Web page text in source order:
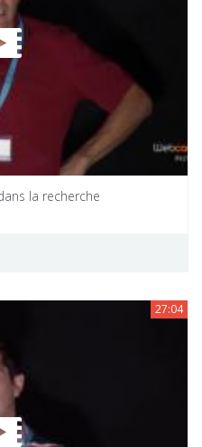
la recherche
27:04